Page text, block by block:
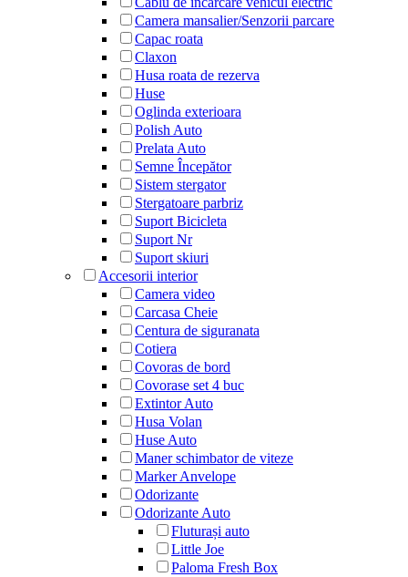
Camera mansalier/Senzorii parcare
Capac roata
Claxon
Husa roata de rezerva
Huse
Oglinda exterioara
Polish Auto
Prelata Auto
Semne Începător
Sistem stergator
Stergatoare parbriz
Suport Bicicleta
Suport Nr
Suport skiuri
Accesorii interior
Camera video
Carcasa Cheie
Centura de siguranata
Cotiera
Covoras de bord
Covorase set 4 buc
Extintor Auto
Husa Volan
Huse Auto
Maner schimbator de viteze
Marker Anvelope
Odorizante
Odorizante Auto
Fluturași auto
Little Joe
Paloma Fresh Box